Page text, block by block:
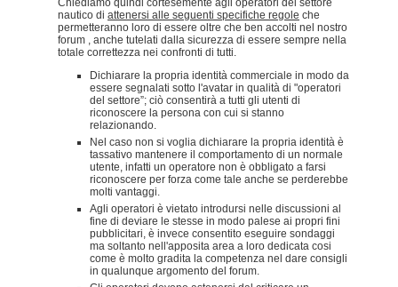
nautico di attenersi alle seguenti specifiche regole che
permetteranno loro di essere oltre che ben accolti nel nostro
forum , anche tutelati dalla sicurezza di essere sempre nella
totale correttezza nei confronti di tutti.
Dichiarare la propria identità commerciale in modo da
essere segnalati sotto l'avatar in qualità di "operatori
del settore”; ciò consentirà a tutti gli utenti di
riconoscere la persona con cui si stanno
relazionando.
Nel caso non si voglia dichiarare la propria identità è
tassativo mantenere il comportamento di un normale
utente, infatti un operatore non è obbligato a farsi
riconoscere per forza come tale anche se perderebbe
molti vantaggi.
Agli operatori è vietato introdursi nelle discussioni al
fine di deviare le stesse in modo palese ai propri fini
pubblicitari, è invece consentito eseguire sondaggi
ma soltanto nell'apposita area a loro dedicata cosi
come è molto gradita la competenza nel dare consigli
in qualunque argomento del forum.